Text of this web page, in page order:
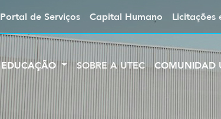
Portal de Serviços Capital Humano Licitações
EDUCAÇÃO SOBRE A UTEC COMUNIDAD